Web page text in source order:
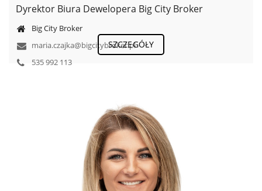
​Dyrektor Biura Dewelopera Big City Broker
Big City Broker
maria.czajka@bigcitybroker.pl
535 992 113
SZCZEGÓŁY